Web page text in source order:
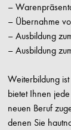
–
– Übernahme
– Ausbildung
– Ausbildung
Weiterbildung
bietet Ihnen
neuen Beruf
denen Sie